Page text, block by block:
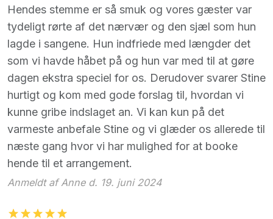
Hendes stemme er så smuk og vores gæster var
tydeligt rørte af det nærvær og den sjæl som hun
lagde i sangene. Hun indfriede med længder det
som vi havde håbet på og hun var med til at gøre
dagen ekstra speciel for os. Derudover svarer Stine
hurtigt og kom med gode forslag til, hvordan vi
kunne gribe indslaget an. Vi kan kun på det
varmeste anbefale Stine og vi glæder os allerede til
næste gang hvor vi har mulighed for at booke
hende til et arrangement.
Anmeldt af Anne d. 19. juni 2024